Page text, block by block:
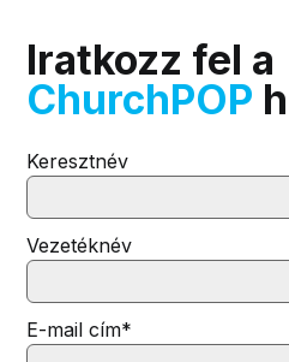
Iratkozz fel a
ChurchPOP
Keresztnév
Vezetéknév
E-mail cím*